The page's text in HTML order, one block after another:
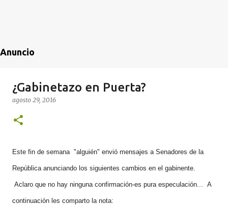
Anuncio
¿Gabinetazo en Puerta?
agosto 29, 2016
Este fin de semana "alguién" envió mensajes a Senadores de la
República anunciando los siguientes cambios en el gabinente.
Aclaro que no hay ninguna confirmación-es pura especulación... A
continuación les comparto la nota: